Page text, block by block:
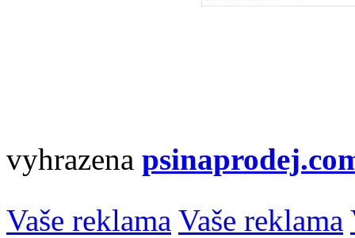
vyhrazena
Vaše reklama Vaše reklama